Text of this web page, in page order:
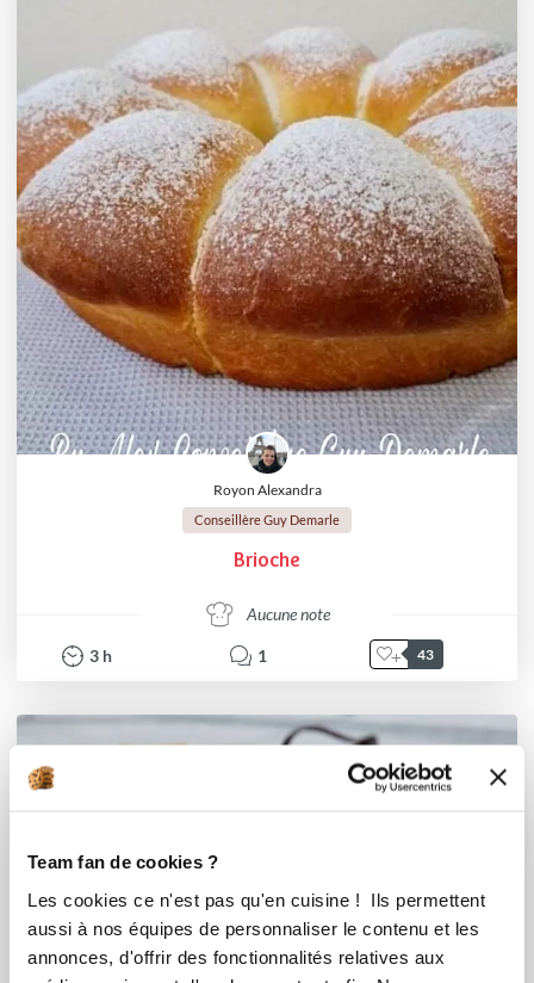
Team fan de cookies ?
Les cookies ce n'est pas qu'en cuisine ! Ils permettent
aussi à nos équipes de personnaliser le contenu et les
annonces, d'offrir des fonctionnalités relatives aux
Royon Alexandra
Conseillère Guy Demarle
Brioche
Aucune note
3 h 1 43